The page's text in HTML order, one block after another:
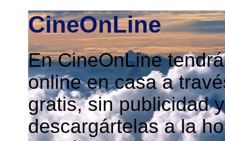
CineOnLine
En CineOnLine
online en casa a
gratis, sin publicidad
descargártelas a la